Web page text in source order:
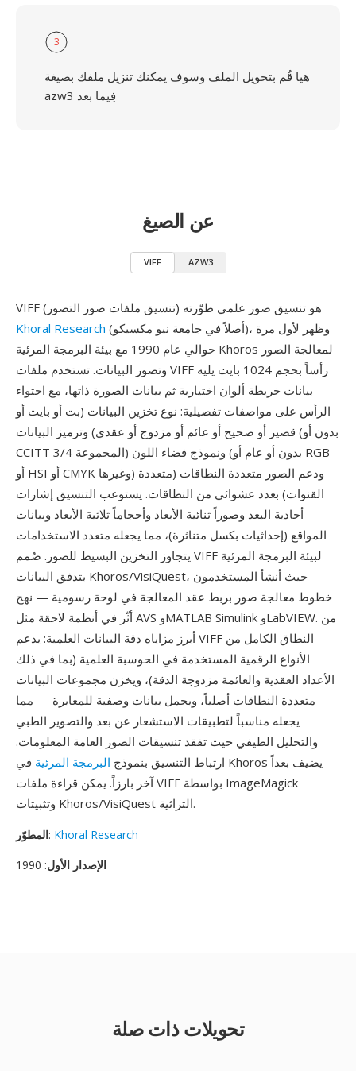
3
هيا قُم بتحويل الملف وسوف يمكنك تنزيل ملفك بصيغة
azw3 فِيما بعد
عن الصيغ
VIFF AZW3
VIFF (تنسيق ملفات صور التصور) هو تنسيق صور علمي طوّرته
Khoral Research (أصلاً في جامعة نيو مكسيكو)، وظهر لأول مرة
حوالي عام 1990 مع بيئة البرمجة المرئية Khoros لمعالجة الصور
وتصور البيانات. تستخدم ملفات VIFF رأساً بحجم 1024 بايت يليه
بيانات خريطة ألوان اختيارية ثم بيانات الصورة ذاتها، مع احتواء
الرأس على مواصفات تفصيلية: نوع تخزين البيانات (بت أو بايت أو
قصير أو صحيح أو عائم أو مزدوج أو عقدي) وترميز البيانات (بدون أو
CCITT المجموعة 3/4) ونموذج فضاء اللون (بدون أو عام أو RGB
أو HSI أو CMYK وغيرها) ودعم الصور متعددة النطاقات (متعددة
القنوات) بعدد عشوائي من النطاقات. يستوعب التنسيق إشارات
أحادية البعد وصوراً ثنائية الأبعاد وأحجاماً ثلاثية الأبعاد وبيانات
المواقع (إحداثيات بكسل متناثرة)، مما يجعله متعدد الاستخدامات
يتجاوز التخزين البسيط للصور. صُمم VIFF لبيئة البرمجة المرئية
بتدفق البيانات Khoros/VisiQuest، حيث أنشأ المستخدمون
خطوط معالجة صور بربط عقد المعالجة في لوحة رسومية — نهج
أثّر في أنظمة لاحقة مثل AVS وMATLAB Simulink وLabVIEW. من
أبرز مزاياه دقة البيانات العلمية: يدعم VIFF النطاق الكامل من
الأنواع الرقمية المستخدمة في الحوسبة العلمية (بما في ذلك
الأعداد العقدية والعائمة مزدوجة الدقة)، ويخزن مجموعات البيانات
متعددة النطاقات أصلياً، ويحمل بيانات وصفية للمعايرة — مما
يجعله مناسباً لتطبيقات الاستشعار عن بعد والتصوير الطبي
والتحليل الطيفي حيث تفقد تنسيقات الصور العامة المعلومات.
ارتباط التنسيق بنموذج البرمجة المرئية في Khoros يضيف بعداً
آخر بارزاً. يمكن قراءة ملفات VIFF بواسطة ImageMagick
وتثبيتات Khoros/VisiQuest التراثية.
المطوّر: Khoral Research
الإصدار الأول: 1990
تحويلات ذات صلة